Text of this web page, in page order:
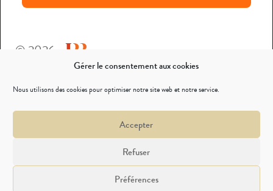
Gérer le consentement aux cookies
Nous utilisons des cookies pour optimiser notre site web et notre service.
Accepter
Refuser
Préférences
© 2026